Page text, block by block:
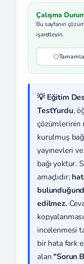
Çalışma
Bu sayfanın
işaretleyin.
💡 Eğitim
TestYurdu,
çözümlerinin
kurulmuş
yayınevleri
bağı yoktur.
amaçlıdır;
edilmez.
incelenmesi
bir hata fark
alan "Sorun